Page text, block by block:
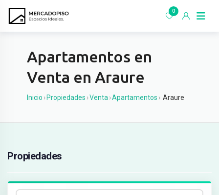
0
Apartamentos en
Venta en Araure
Inicio › Propiedades ›Venta ›Apartamentos › Araure
Propiedades